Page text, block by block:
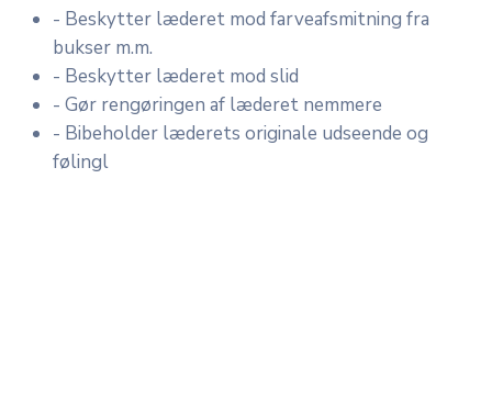
- Beskytter læderet mod farveafsmitning fra
bukser m.m.
- Beskytter læderet mod slid
- Gør rengøringen af læderet nemmere
- Bibeholder læderets originale udseende og
følingl